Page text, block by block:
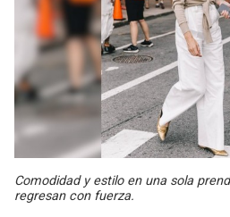
Comodidad y estilo en una sola
regresan con fuerza.